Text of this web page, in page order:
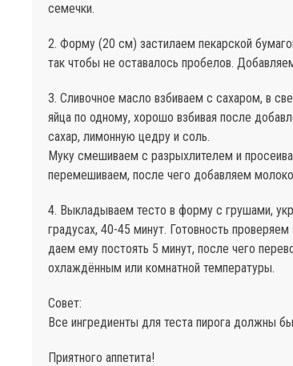
семечки.
2. Форму (20 см) застилаем пекарской
так чтобы не оставалось пробелов.
3. Сливочное масло взбиваем с сахаром, в
яйца по одному, хорошо взбивая после
сахар, лимонную цедру и соль.
Муку смешиваем с разрыхлителем и
перемешиваем, после чего добавляем
4. Выкладываем тесто в форму с грушами,
градусах, 40-45 минут. Готовность
даем ему постоять 5 минут, после чего
охлаждённым или комнатной температуры.
Совет:
Все ингредиенты для теста пирога должны
Приятного аппетита!